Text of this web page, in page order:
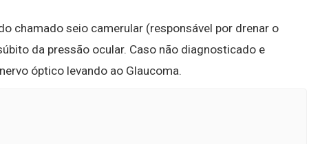
Mute
chamado seio camerular (responsável por drenar o
da pressão ocular. Caso não diagnosticado e
óptico levando ao Glaucoma.